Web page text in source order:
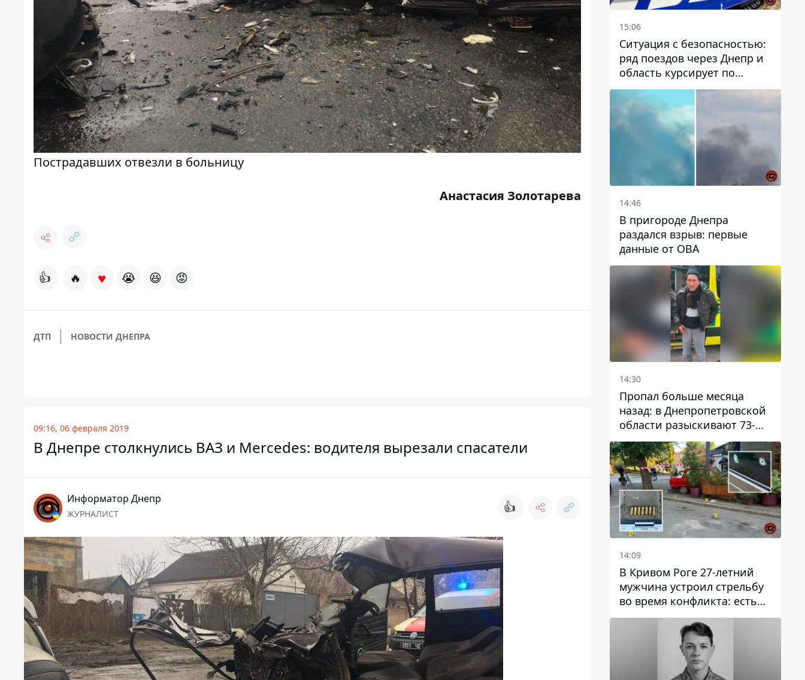
Пострадавших отвезли в больницу
Анастасия Золотарева
👍 🔥 ♥ 😭 😆 😡
ДТП НОВОСТИ ДНЕПРА
09:16, 06 февраля 2019
В Днепре столкнулись ВАЗ и Mercedes: водителя вырезали спасатели
Информатор Днепр
ЖУРНАЛИСТ 👍
15:06
Ситуация с безопасностью:
ряд поездов через Днепр и
область курсирует по
измененному маршруту, а
часть пути заменили
автобусами и электричками
14:46
В пригороде Днепра
раздался взрыв: первые
данные от ОВА
14:30
Пропал больше месяца
назад: в Днепропетровской
области разыскивают 73-
летнего мужчину
14:09
В Кривом Роге 27-летний
мужчина устроил стрельбу
во время конфликта: есть
раненый